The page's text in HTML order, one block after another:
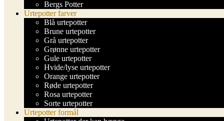
Bergs Potter
Urtepotter farver
Blå urtepotter
Brune urtepotter
Grå urtepotter
Grønne urtepotter
Gule urtepotter
Hvide/lyse urtepotter
Orange urtepotter
Røde urtepotter
Rosa urtepotter
Sorte urtepotter
Urtepotter formål